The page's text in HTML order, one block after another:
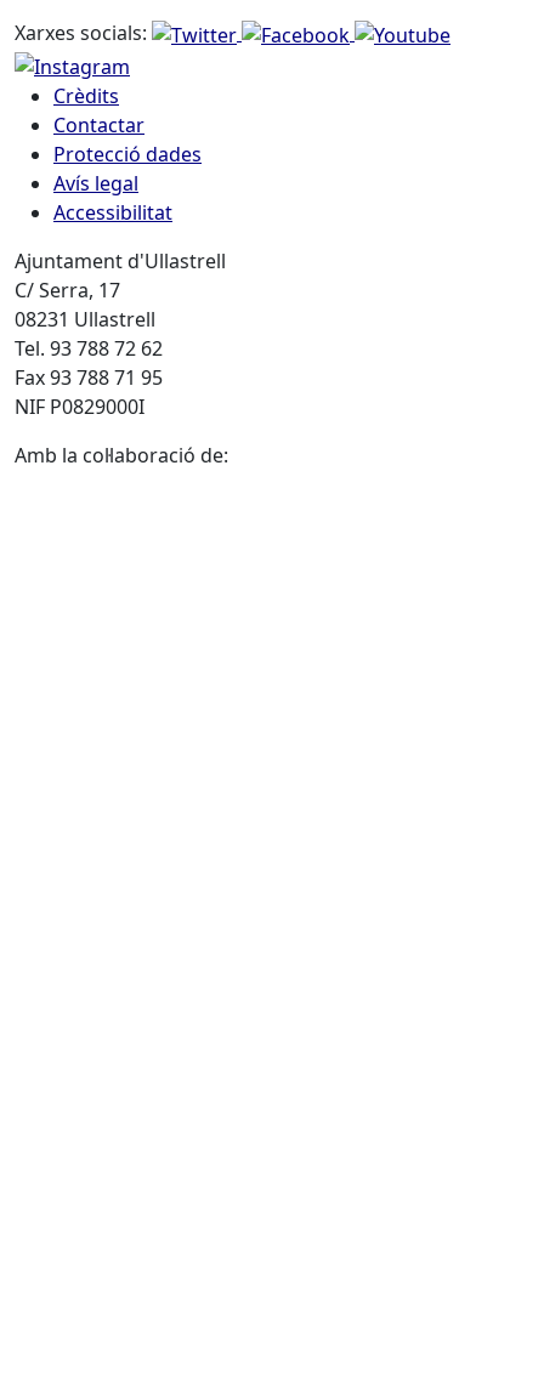
Xarxes socials:
Crèdits
Contactar
Protecció dades
Avís legal
Accessibilitat
Ajuntament d'Ullastrell
C/ Serra, 17
08231 Ullastrell
Tel. 93 788 72 62
Fax 93 788 71 95
NIF P0829000I
Amb la col·laboració de: